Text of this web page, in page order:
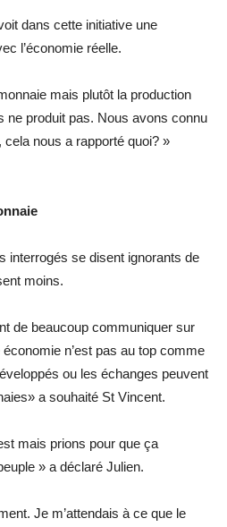
dans cette initiative une
l’économie réelle.
mais plutôt la production
ne produit pas. Nous avons connu
nous a rapporté quoi? »
interrogés se disent ignorants de
moins.
de beaucoup communiquer sur
n’est pas au top comme
ou les échanges peuvent
a souhaité St Vincent.
mais prions pour que ça
» a déclaré Julien.
Je m’attendais à ce que le